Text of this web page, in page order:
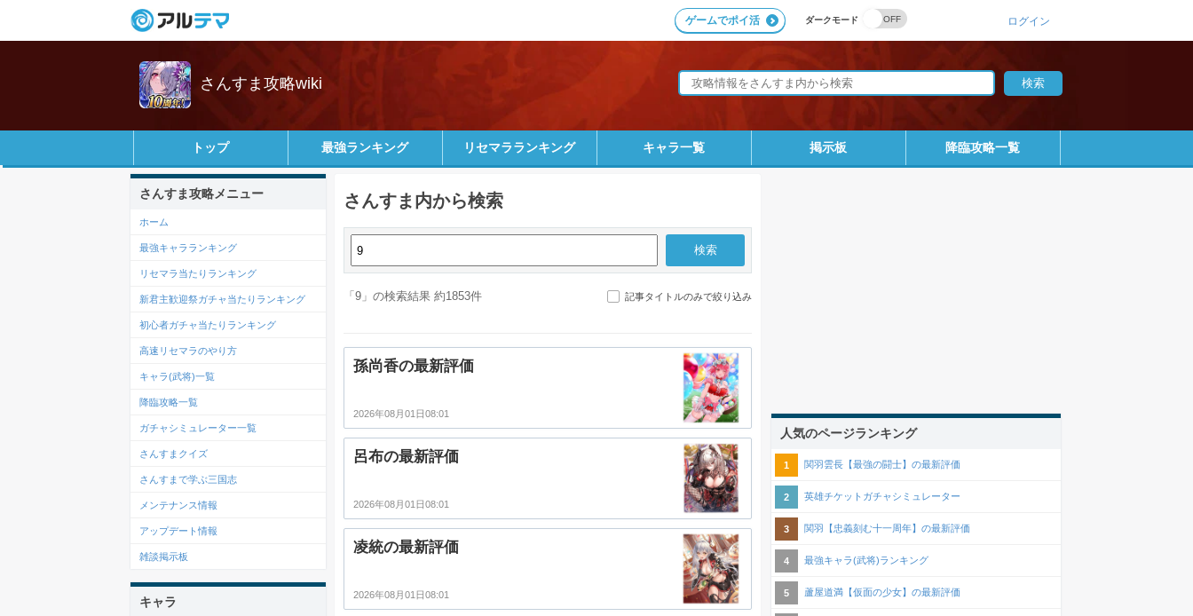
ダークモード
ゲームでポイ活 ログイン
さんすま攻略wiki
トップ 最強ランキング リセマラランキング キャラ一覧 掲示板 降臨攻略一覧
さんすま内から検索
「9」の検索結果 約1853件 記事タイトルのみで絞り込み
孫尚香の最新評価
2026年08月01日08:01
呂布の最新評価
2026年08月01日08:01
凌統の最新評価
2026年08月01日08:01
さんすま攻略メニュー
ホーム
最強キャラランキング
リセマラ当たりランキング
新君主歓迎祭ガチャ当たりランキング
初心者ガチャ当たりランキング
高速リセマラのやり方
キャラ(武将)一覧
降臨攻略一覧
ガチャシミュレーター一覧
さんすまクイズ
さんすまで学ぶ三国志
メンテナンス情報
アップデート情報
雑談掲示板
キャラ
人気のページランキング
関羽雲長【最強の闘士】の最新評価
英雄チケットガチャシミュレーター
関羽【忠義刻む十一周年】の最新評価
最強キャラ(武将)ランキング
蘆屋道満【仮面の少女】の最新評価